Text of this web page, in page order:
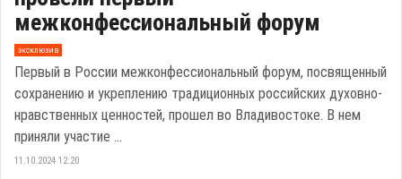
межконфессиональный форум
эксклюзив
Первый в России межконфессиональный форум, посвященный
сохранению и укреплению традиционных российских духовно-
нравственных ценностей, прошел во Владивостоке. В нем
приняли участие ...
11.10.2024 12:20